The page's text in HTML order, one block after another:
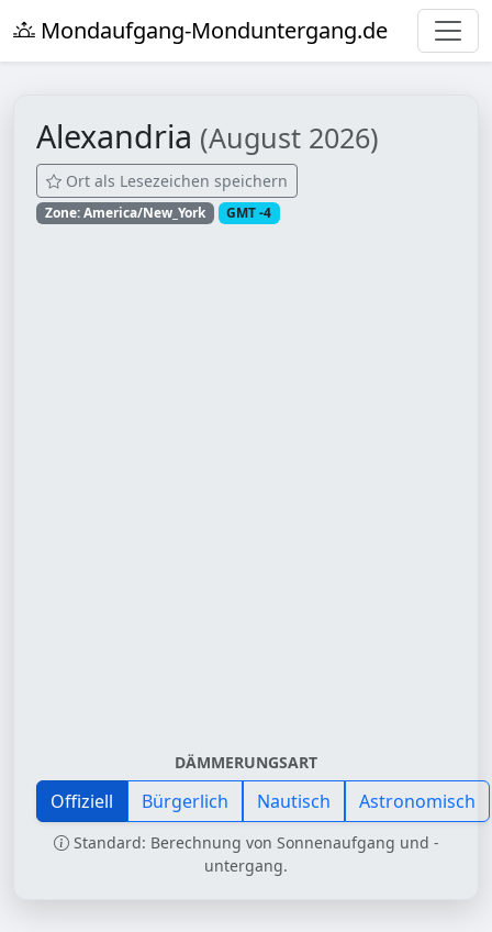
Mondaufgang-Monduntergang.de
Alexandria (August 2026)
Ort als Lesezeichen speichern
Zone: America/New_York GMT -4
DÄMMERUNGSART
Offiziell Bürgerlich Nautisch Astronomisch
Standard: Berechnung von Sonnenaufgang und -
untergang.